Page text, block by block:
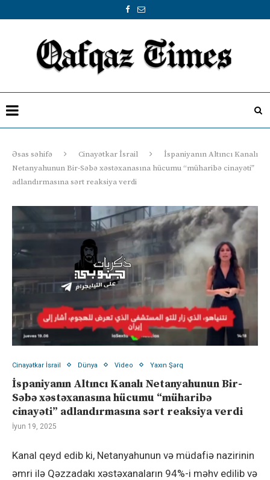
Əsas səhifə Cinayətkar İsrail
İspaniyanın Altıncı Kanalı
Netanyahunun Bir-Səbə xəstəxanasına hücumu “müharibə cinayəti”
adlandırmasına sərt reaksiya verdi
Cinayətkar İsrail Dünya Video Yaxın Şərq
İspaniyanın Altıncı Kanalı Netanyahunun Bir-
Səbə xəstəxanasına hücumu “müharibə
cinayəti” adlandırmasına sərt reaksiya verdi
İyun 19, 2025
Kanal qeyd edib ki, Netanyahunun və müdafiə nazirinin
əmri ilə Qəzzadakı xəstəxanaların 94%-i məhv edilib və